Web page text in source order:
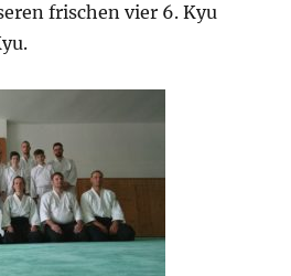
frischen vier 6. Kyu